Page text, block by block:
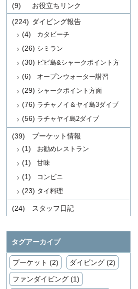
お役立ちリンク
(9)
ダイビング報告
(224)
カタビーチ
(4)
シミラン
(26)
ピピ島&シャークポイント方
面
(30)
オープンウォーター講習
(6)
シャークポイント方面
(29)
ラチャノイ＆ヤイ島3ダイブ
(76)
ラチャヤイ島2ダイブ
(56)
プーケット情報
(39)
お勧めレストラン
(1)
甘味
(1)
コンビニ
(1)
タイ料理
(23)
スタッフ日記
(24)
タグアーカイブ
プーケット (2) ダイビング (2)
ファンダイビング (1)